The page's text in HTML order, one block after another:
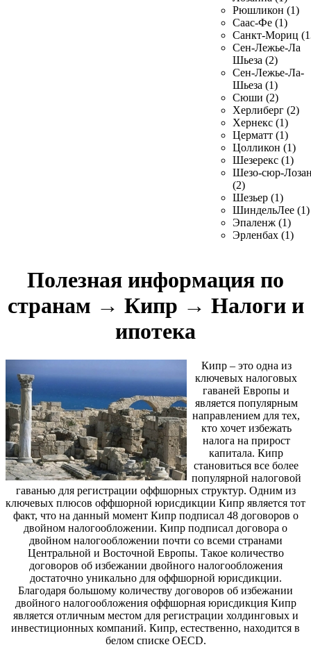
Рюшликон (1)
Саас-Фе (1)
Санкт-Мориц
Сен-Лежье-Ла
Шьеза (2)
Сен-Лежье-Ла-
Шьеза (1)
Сюши (2)
Херлиберг (2)
Хернекс (1)
Церматт (1)
Цолликон (1)
Шезерекс (1)
Шезо-сюр-
(2)
Шезьер (1)
ШиндельЛее (1)
Эпаленж (1)
Эрленбах (1)
Полезная информация по
странам → Кипр → Налоги и
ипотека
Кипр – это одна из
ключевых налоговых
гаваней Европы и
является популярным
направлением для тех,
кто хочет избежать
налога на прирост
капитала. Кипр
становиться все более
популярной налоговой
гаванью для регистрации оффшорных структур. Одним из
ключевых плюсов оффшорной юрисдикции Кипр является тот
факт, что на данный момент Кипр подписал 48 договоров о
двойном налогообложении. Кипр подписал договора о
двойном налогообложении почти со всеми странами
Центральной и Восточной Европы. Такое количество
договоров об избежании двойного налогообложения
достаточно уникально для оффшорной юрисдикции.
Благодаря большому количеству договоров об избежании
двойного налогообложения оффшорная юрисдикция Кипр
является отличным местом для регистрации холдинговых и
инвестиционных компаний. Кипр, естественно, находится в
белом списке OECD.